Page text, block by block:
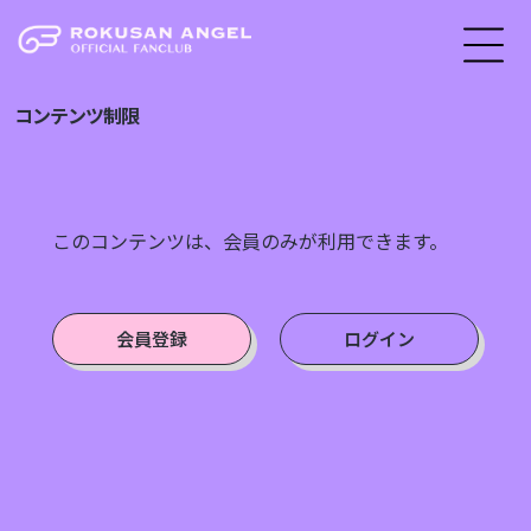
コンテンツ制限
このコンテンツは、会員のみが利用できます。
会員登録 ログイン